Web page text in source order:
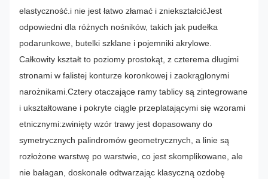
elastyczność.i nie jest łatwo złamać i zniekształcićJest
odpowiedni dla różnych nośników, takich jak pudełka
podarunkowe, butelki szklane i pojemniki akrylowe.
Całkowity kształt to poziomy prostokąt, z czterema długimi
stronami w falistej konturze koronkowej i zaokrąglonymi
narożnikami. Cztery otaczające ramy tablicy są zintegrowane
i ukształtowane i pokryte ciągle przeplatającymi się wzorami
etnicznymi:zwinięty wzór trawy jest dopasowany do
symetrycznych palindromów geometrycznych, a linie są
rozłożone warstwę po warstwie, co jest skomplikowane, ale
nie bałagan, doskonale odtwarzając klasyczną ozdobę